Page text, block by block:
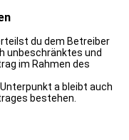
du dem Betreiber
unbeschränktes und
im Rahmen des
a bleibt auch
bestehen.